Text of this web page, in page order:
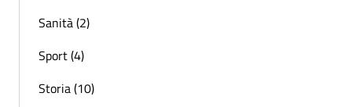
Sanità (2)
Sport (4)
Storia (10)